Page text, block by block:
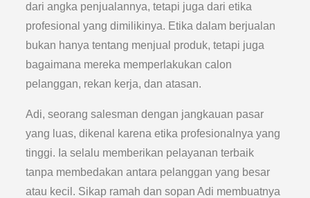
dari angka penjualannya, tetapi juga dari etika
profesional yang dimilikinya. Etika dalam berjualan
bukan hanya tentang menjual produk, tetapi juga
bagaimana mereka memperlakukan calon
pelanggan, rekan kerja, dan atasan.
Adi, seorang salesman dengan jangkauan pasar
yang luas, dikenal karena etika profesionalnya yang
tinggi. Ia selalu memberikan pelayanan terbaik
tanpa membedakan antara pelanggan yang besar
atau kecil. Sikap ramah dan sopan Adi membuatnya